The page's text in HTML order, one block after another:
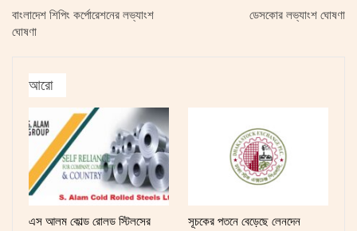
বাংলাদেশ শিপিং কর্পোরেশনের লভ্যাংশ
ঘোষণা
ডেসকোর লভ্যাংশ ঘোষণা
আরো
এস আলম কোল্ড রোলড স্টিলসের
সূচকের পতনে বেড়েছে লেনদেন